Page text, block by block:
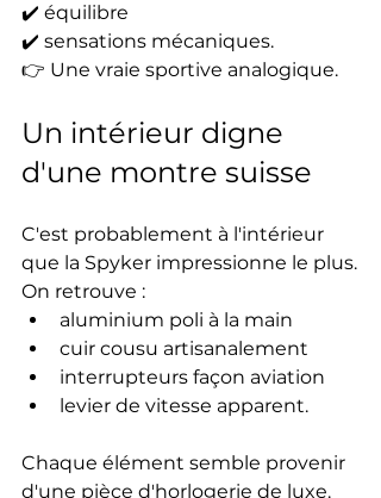
✔️ équilibre
✔️ sensations mécaniques.
👉 Une vraie sportive analogique.
Un intérieur digne
d'une montre suisse
C'est probablement à l'intérieur
que la Spyker impressionne le plus.
On retrouve :
aluminium poli à la main
cuir cousu artisanalement
interrupteurs façon aviation
levier de vitesse apparent.
Chaque élément semble provenir
d'une pièce d'horlogerie de luxe.